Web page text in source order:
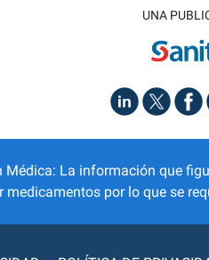
UNA
Médica: La información que
por lo que se